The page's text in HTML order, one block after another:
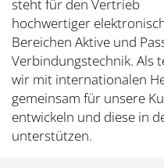
steht für den Vertrieb
hochwertiger
Bereichen Aktive und
Verbindungstechnik. Als
wir mit internationalen
gemeinsam für unsere
entwickeln und diese in
unterstützen.